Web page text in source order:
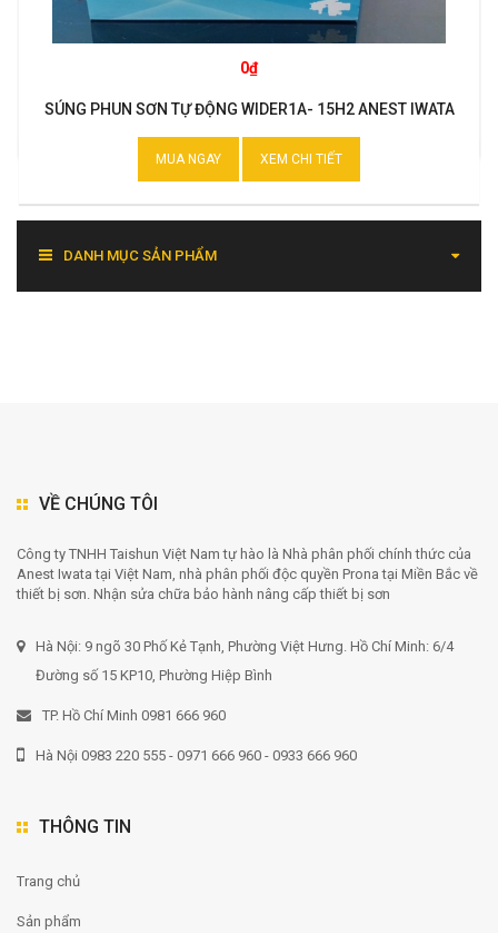
0₫
SÚNG PHUN SƠN TỰ ĐỘNG WIDER1A- 15H2 ANEST IWATA
MUA NGAY XEM CHI TIẾT
DANH MỤC SẢN PHẨM
VỀ CHÚNG TÔI
Công ty TNHH Taishun Việt Nam tự hào là Nhà phân phối chính thức của
Anest Iwata tại Việt Nam, nhà phân phối độc quyền Prona tại Miền Bắc về
thiết bị sơn. Nhận sửa chữa bảo hành nâng cấp thiết bị sơn
Hà Nội: 9 ngõ 30 Phố Kẻ Tạnh, Phường Việt Hưng. Hồ Chí Minh: 6/4
Đường số 15 KP10, Phường Hiệp Bình
TP. Hồ Chí Minh 0981 666 960
Hà Nội 0983 220 555 - 0971 666 960 - 0933 666 960
THÔNG TIN
Trang chủ
Sản phẩm